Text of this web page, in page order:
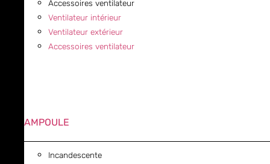
Accessoires ventilateur
Ventilateur intérieur
Ventilateur extérieur
Accessoires ventilateur
AMPOULE
Incandescente